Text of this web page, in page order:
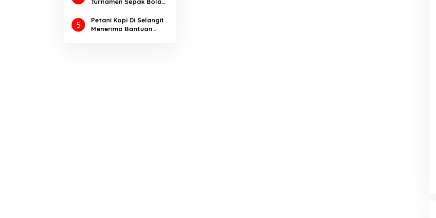
Turnamen Sepak Bola
Kompetisi
Meningkatkan Prestasi
5
Petani Kopi Di Selangit
Menerima Bantuan